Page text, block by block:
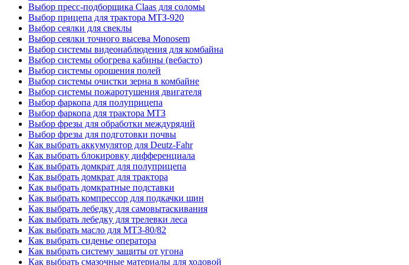
Выбор пресс-подборщика Claas для соломы
Выбор прицепа для трактора МТЗ-920
Выбор сеялки для свеклы
Выбор сеялки точного высева Monosem
Выбор системы видеонаблюдения для комбайна
Выбор системы обогрева кабины (вебасто)
Выбор системы орошения полей
Выбор системы очистки зерна в комбайне
Выбор системы пожаротушения двигателя
Выбор фаркопа для полуприцепа
Выбор фаркопа для трактора МТЗ
Выбор фрезы для обработки междурядий
Выбор фрезы для подготовки почвы
Как выбрать аккумулятор для Deutz-Fahr
Как выбрать блокировку дифференциала
Как выбрать домкрат для полуприцепа
Как выбрать домкрат для трактора
Как выбрать домкратные подставки
Как выбрать компрессор для подкачки шин
Как выбрать лебедку для самовытаскивания
Как выбрать лебедку для трелевки леса
Как выбрать масло для МТЗ-80/82
Как выбрать сиденье оператора
Как выбрать систему защиты от угона
Как выбрать смазочные материалы для ходовой